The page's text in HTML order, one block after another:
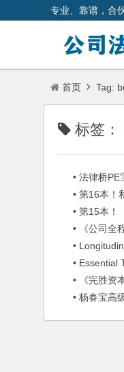
专业、靠谱，合
首页 Tag:
标签：
• 法律桥PE宝
• 第16本！私
• 第15本！《
• 《公司全程
• Longitudinal
• Essential
• 《完胜资本
• 杨春宝高级